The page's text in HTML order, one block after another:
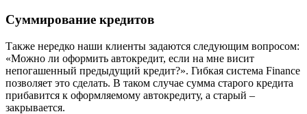
Суммирование кредитов
Также нередко наши клиенты задаются следующим вопросом:
«Можно ли оформить автокредит, если на мне висит
непогашенный предыдущий кредит?». Гибкая система Finance
позволяет это сделать. В таком случае сумма старого кредита
прибавится к оформляемому автокредиту, а старый –
закрывается.